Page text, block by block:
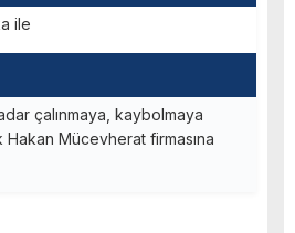
ile
çalınmaya, kaybolmaya
Hakan Mücevherat firmasına